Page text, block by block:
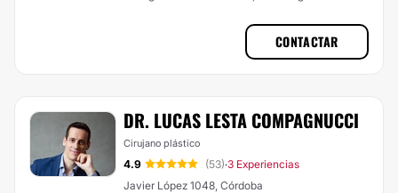
CONTACTAR
DR. LUCAS LESTA COMPAGNUCCI
Cirujano plástico
4.9 (53)·3 Experiencias
Javier López 1048, Córdoba